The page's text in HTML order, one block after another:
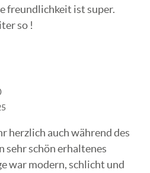
freundlichkeit ist super.
so !
herzlich auch während des
sehr schön erhaltenes
war modern, schlicht und